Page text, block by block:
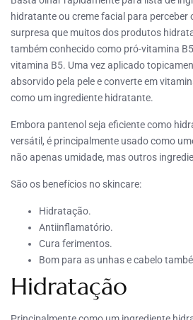
hidratante ou creme facial para perceber
surpresa que muitos dos produtos
também conhecido como pró-vitamina
vitamina B5. Uma vez aplicado
absorvido pela pele e converte em
como um ingrediente hidratante.
Embora pantenol seja eficiente como
versátil, é principalmente usado como
não apenas umidade, mas outros
São os benefícios no skincare:
Hidratação.
Antiinflamatório.
Cura ferimentos.
Bom para as unhas e cabelo
Hidratação